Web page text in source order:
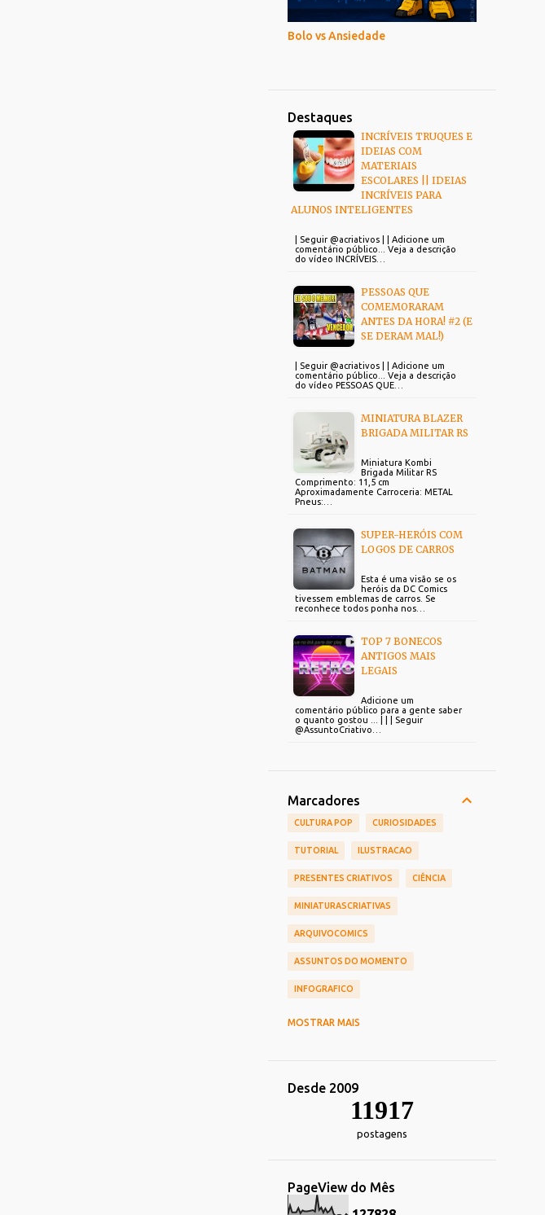
Bolo vs Ansiedade
Destaques
INCRÍVEIS TRUQUES E
IDEIAS COM
MATERIAIS
ESCOLARES || IDEIAS
INCRÍVEIS PARA
ALUNOS INTELIGENTES
| Seguir @acriativos | | Adicione um
comentário público... Veja a descrição
do vídeo INCRÍVEIS…
PESSOAS QUE
COMEMORARAM
ANTES DA HORA! #2 (E
SE DERAM MAL!)
| Seguir @acriativos | | Adicione um
comentário público... Veja a descrição
do vídeo PESSOAS QUE…
MINIATURA BLAZER
BRIGADA MILITAR RS
Miniatura Kombi
Brigada Militar RS
Comprimento: 11,5 cm
Aproximadamente Carroceria: METAL
Pneus:…
SUPER-HERÓIS COM
LOGOS DE CARROS
Esta é uma visão se os
heróis da DC Comics
tivessem emblemas de carros. Se
reconhece todos ponha nos…
TOP 7 BONECOS
ANTIGOS MAIS
LEGAIS
Adicione um
comentário público para a gente saber
o quanto gostou ... | | | Seguir
@AssuntoCriativo…
Marcadores
CULTURA POP CURIOSIDADES
TUTORIAL ILUSTRACAO
PRESENTES CRIATIVOS CIÊNCIA
MINIATURASCRIATIVAS
ARQUIVOCOMICS
ASSUNTOS DO MOMENTO
INFOGRAFICO
IMPRESSOS ALIMENTACAO
ESPORTE FOTOGRAFIA
MOSTRAR MAIS
Desde 2009
11917
postagens
PageView do Mês